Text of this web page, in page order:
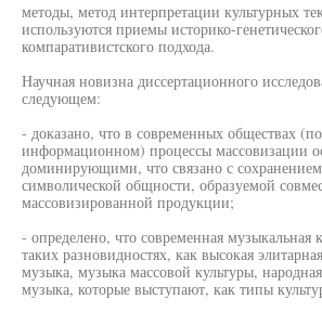
методы, метод интерпретации культурных
используются приемы историко-
компаративистского подхода.
Научная новизна диссертационного
следующем:
- доказано, что в современных обществах
информационном) процессы массовизации
доминирующими, что связано с
символической общности, образуемой
массовизированной продукции;
- определено, что современная музыкальная
таких разновидностях, как высокая
музыка, музыка массовой культуры,
музыка, которые выступают, как типы